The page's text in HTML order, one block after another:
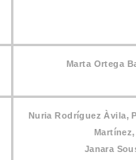
Marta Ortega
Nuria Rodríguez Àvila,
Martínez,
Janara